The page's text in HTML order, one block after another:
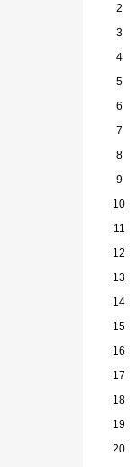
2
3
4
5
6
7
8
9
10
11
12
13
14
15
16
17
18
19
20